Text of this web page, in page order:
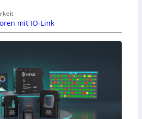
mit IO-Link